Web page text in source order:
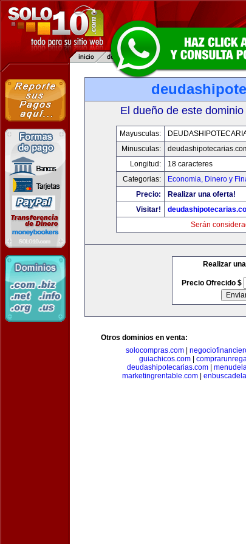
El dueño de este
Mayusculas:
Minusculas:
Longitud:
18 caracteres
Categorias:
Economia, Dinero y
Precio:
Realizar una oferta!
Visitar!
Serán
Realizar
Precio Ofrecido $
Otros dominios en venta:
solocompras.com|
guiachicos.com
deudashipotecarias.com|
marketingrentable.com|